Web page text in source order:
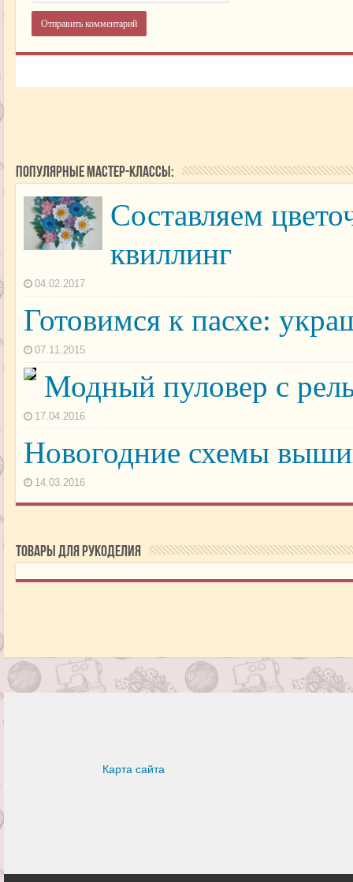
Популярные мастер-классы:
Составляем
квиллинг
04.02.2017
Готовимся к пасхе:
07.11.2015
Модный пуловер с
17.04.2016
Новогодние схемы
14.03.2016
Товары для рукоделия
Карта сайта